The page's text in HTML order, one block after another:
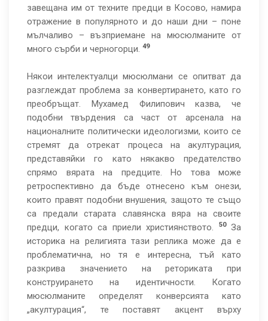
завещана им от техните предци в Косово, намира
отражение в популярното и до наши дни – поне
мълчаливо – възприемане на мюсюлманите от
много сърби и черногорци. 49
Някои интелектуалци мюсюлмани се опитват да
разглеждат проблема за конвертирането, като го
преобръщат. Мухамед Филипович казва, че
подобни твърдения са част от арсенала на
националните политически идеологизми, които се
стремят да отрекат процеса на акултурация,
представяйки го като някакво предателство
спрямо вярата на предците. Но това може
ретроспективно да бъде отнесено към онези,
които правят подобни внушения, защото те също
са предали старата славянска вяра на своите
предци, когато са приели християнството.
50За
историка на религията тази реплика може да е
проблематична, но тя е интересна, тъй като
разкрива значението на реториката при
конструирането на идентичности. Когато
мюсюлманите определят конверсията като
„акултурация“, те поставят акцент върху